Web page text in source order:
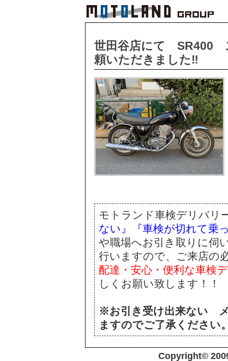
世田谷店にて SR400
頼いただきました‼
モトランド車検デリバリ
ない』『車検が切れて乗
や職場へお引き取りに伺
行いますので、ご来店の
配達・安心・便利な車検
しくお願い致します！！
※お引き受け出来ない
ますのでご了承ください
Copyright©